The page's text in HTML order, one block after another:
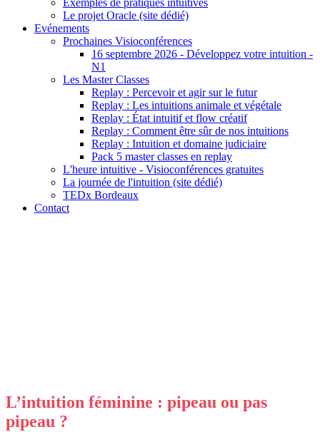
Exemples de pratiques intuitives
Le projet Oracle (site dédié)
Evénements
Prochaines Visioconférences
16 septembre 2026 - Développez votre intuition -
N1
Les Master Classes
Replay : Percevoir et agir sur le futur
Replay : Les intuitions animale et végétale
Replay : État intuitif et flow créatif
Replay : Comment être sûr de nos intuitions
Replay : Intuition et domaine judiciaire
Pack 5 master classes en replay
L'heure intuitive - Visioconférences gratuites
La journée de l'intuition (site dédié)
TEDx Bordeaux
Contact
L’intuition féminine : pipeau ou pas
pipeau ?